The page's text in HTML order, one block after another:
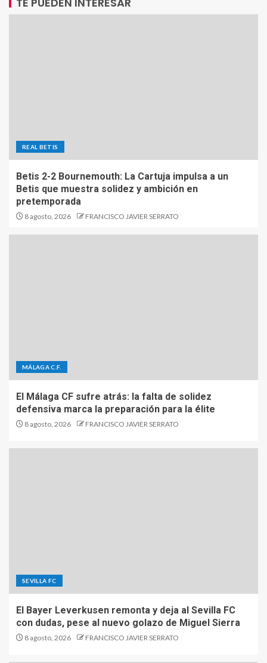
REAL BETIS
Betis 2-2 Bournemouth: La Cartuja impulsa a un
Betis que muestra solidez y ambición en
pretemporada
8 agosto, 2026 FRANCISCO JAVIER SERRATO
MÁLAGA C.F.
El Málaga CF sufre atrás: la falta de solidez
defensiva marca la preparación para la élite
8 agosto, 2026 FRANCISCO JAVIER SERRATO
SEVILLA FC
El Bayer Leverkusen remonta y deja al Sevilla FC
con dudas, pese al nuevo golazo de Miguel Sierra
8 agosto, 2026 FRANCISCO JAVIER SERRATO